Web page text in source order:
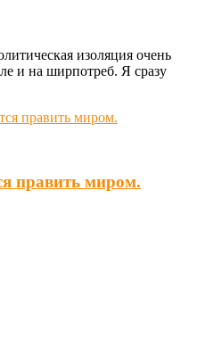
изоляция очень
и на ширпотреб. Я сразу
править миром.